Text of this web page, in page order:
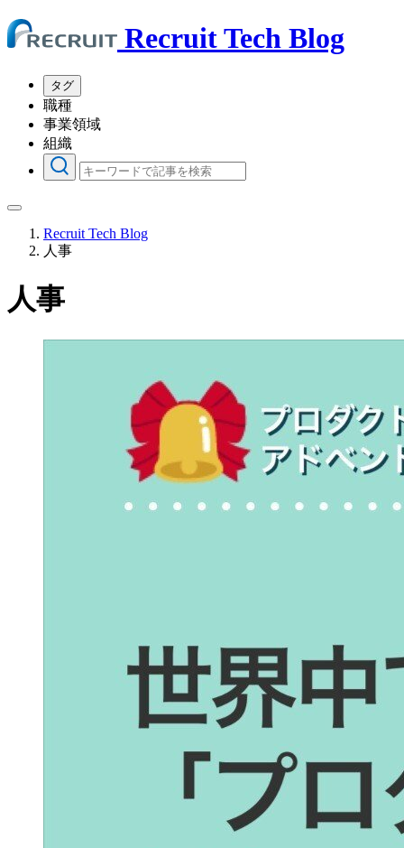
Recruit Tech Blog
タグ
職種
事業領域
組織
Recruit Tech Blog
人事
人事